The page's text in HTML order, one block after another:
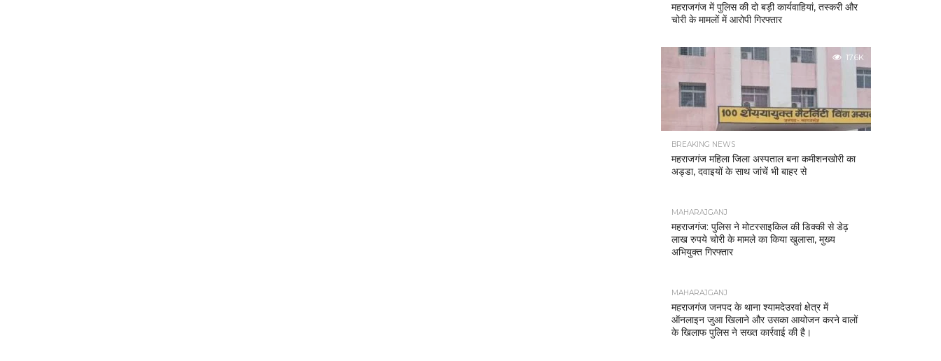
महराजगंज में पुलिस की दो बड़ी कार्यवाहियां, तस्करी और
चोरी के मामलों में आरोपी गिरफ्तार
17.6K
BREAKING NEWS
महराजगंज महिला जिला अस्पताल बना कमीशनखोरी का
अड्डा, दवाइयों के साथ जांचें भी बाहर से
MAHARAJGANJ
महराजगंज: पुलिस ने मोटरसाइकिल की डिक्की से डेढ़
लाख रुपये चोरी के मामले का किया खुलासा, मुख्य
अभियुक्त गिरफ्तार
MAHARAJGANJ
महराजगंज जनपद के थाना श्यामदेउरवां क्षेत्र में
ऑनलाइन जुआ खिलाने और उसका आयोजन करने वालों
के खिलाफ पुलिस ने सख्त कार्रवाई की है।